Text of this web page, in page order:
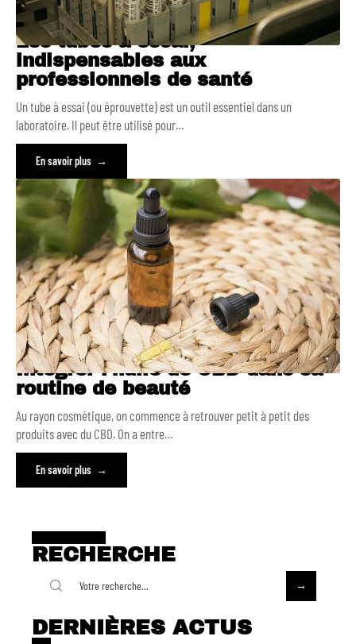
Les tubes à essai,
indispensables aux
professionnels de santé
Un tube à essai (ou éprouvette) est un outil essentiel dans un
laboratoire. Il peut être utilisé pour…
En savoir plus
Intégrer l’huile de CBD dans sa
routine de beauté
Au rayon cosmétique, on commence à retrouver petit à petit des
produits avec du CBD. On a entre…
En savoir plus
RECHERCHE
DERNIÈRES ACTUS